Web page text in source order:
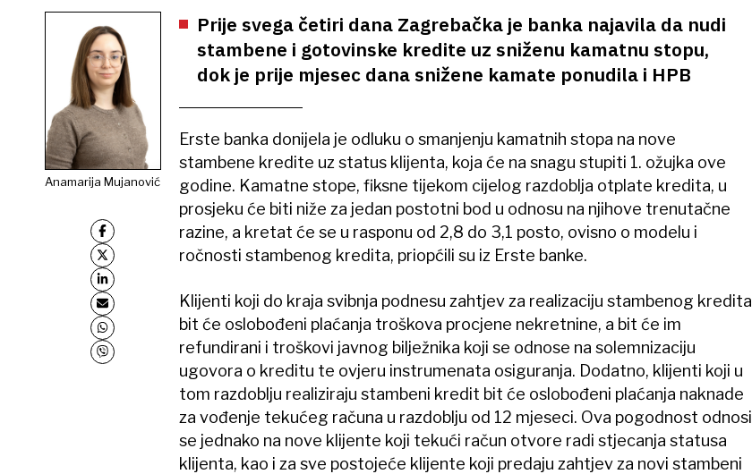
Anamarija Mujanović
Prije svega četiri dana Zagrebačka je banka najavila da nudi
stambene i gotovinske kredite uz sniženu kamatnu stopu,
dok je prije mjesec dana snižene kamate ponudila i HPB
Erste banka donijela je odluku o smanjenju kamatnih stopa na nove
stambene kredite uz status klijenta, koja će na snagu stupiti 1. ožujka ove
godine. Kamatne stope, fiksne tijekom cijelog razdoblja otplate kredita, u
prosjeku će biti niže za jedan postotni bod u odnosu na njihove trenutačne
razine, a kretat će se u rasponu od 2,8 do 3,1 posto, ovisno o modelu i
ročnosti stambenog kredita, priopćili su iz Erste banke.
Klijenti koji do kraja svibnja podnesu zahtjev za realizaciju stambenog kredita
bit će oslobođeni plaćanja troškova procjene nekretnine, a bit će im
refundirani i troškovi javnog bilježnika koji se odnose na solemnizaciju
ugovora o kreditu te ovjeru instrumenata osiguranja. Dodatno, klijenti koji u
tom razdoblju realiziraju stambeni kredit bit će oslobođeni plaćanja naknade
za vođenje tekućeg računa u razdoblju od 12 mjeseci. Ova pogodnost odnosi
se jednako na nove klijente koji tekući račun otvore radi stjecanja statusa
klijenta, kao i za sve postojeće klijente koji predaju zahtjev za novi stambeni